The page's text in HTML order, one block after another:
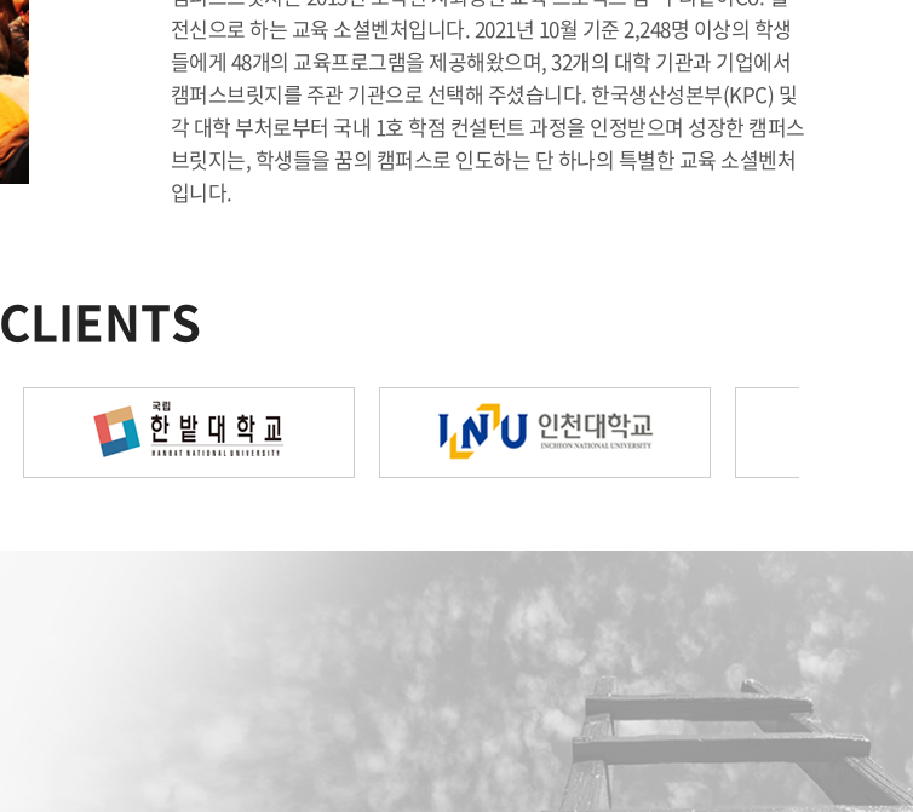
전신으로 하는 교육 소셜벤처입니다. 2021년 10월 기준 2,248명 이상의 학생
들에게 48개의 교육프로그램을 제공해왔으며, 32개의 대학 기관과 기업에서
캠퍼스브릿지를 주관 기관으로 선택해 주셨습니다. 한국생산성본부(KPC) 및
각 대학 부처로부터 국내 1호 학점 컨설턴트 과정을 인정받으며 성장한 캠퍼스
브릿지는, 학생들을 꿈의 캠퍼스로 인도하는 단 하나의 특별한 교육 소셜벤처
입니다.
CLIENTS